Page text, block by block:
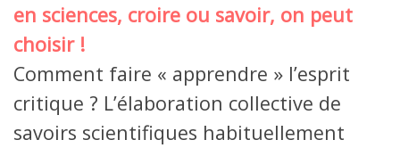
en sciences, croire ou savoir, on peut
choisir !
Comment faire « apprendre » l’esprit
critique ? L’élaboration collective de
savoirs scientifiques habituellement